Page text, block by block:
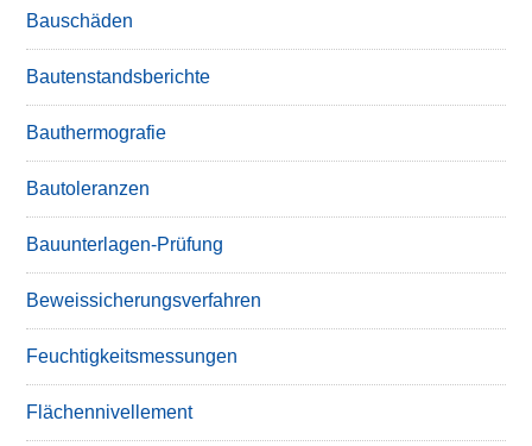
Bauschäden
Bautenstandsberichte
Bauthermografie
Bautoleranzen
Bauunterlagen-Prüfung
Beweissicherungsverfahren
Feuchtigkeitsmessungen
Flächennivellement